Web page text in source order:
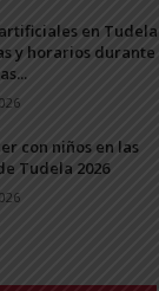
artificiales en Tudela
y horarios durante
con niños en las
Tudela 2026